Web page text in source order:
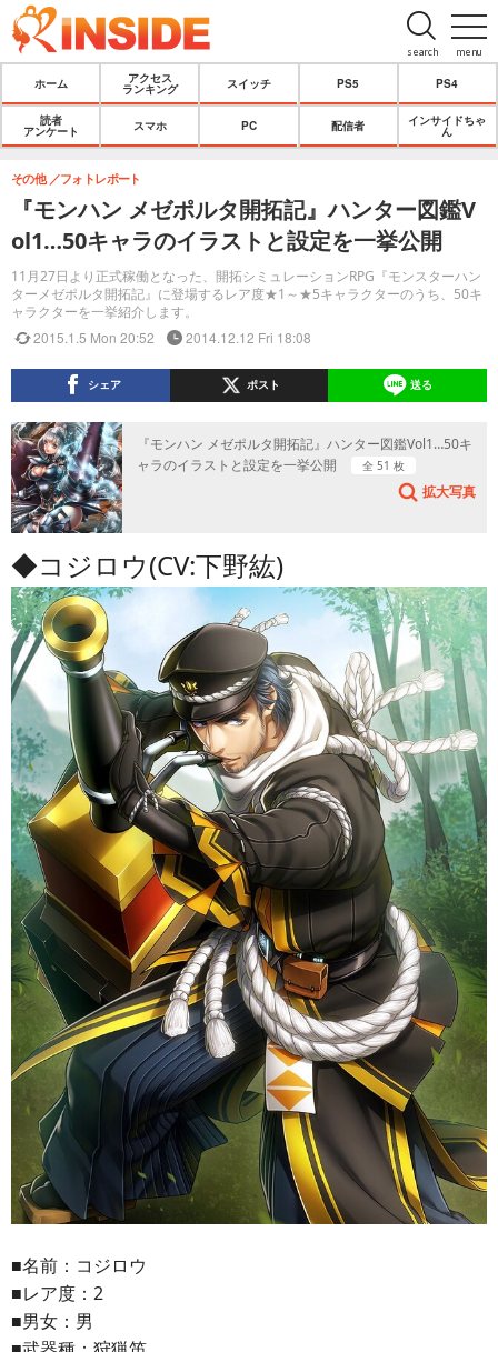
menu
search
ホーム
アクセス
ランキング
スイッチ PS5 PS4
読者
アンケート
スマホ PC 配信者
インサイドちゃ
ん
『モンハン メゼポルタ開拓記』ハンター図鑑V
ol1…50キャラのイラストと設定を一挙公開
11月27日より正式稼働となった、開拓シミュレーションRPG『モンスターハン
ターメゼポルタ開拓記』に登場するレア度★1～★5キャラクターのうち、50キ
ャラクターを一挙紹介します。
その他 フォトレポート
2015.1.5 Mon 20:52 2014.12.12 Fri 18:08
シェア ポスト 送る
『モンハン メゼポルタ開拓記』ハンター図鑑Vol1…50キ
ャラのイラストと設定を一挙公開
全 51 枚
拡大写真
◆コジロウ(CV:下野紘)
■名前：コジロウ
■レア度：2
■男女：男